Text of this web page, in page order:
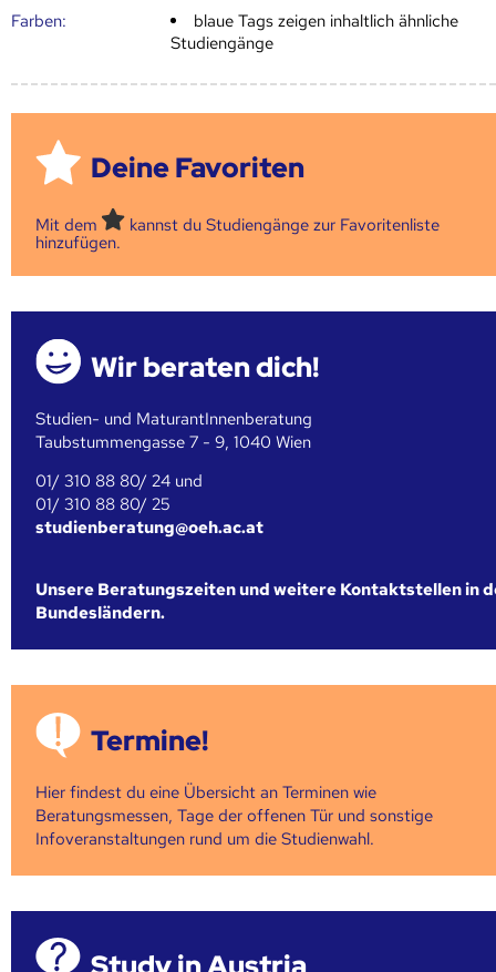
Farben:
blaue Tags zeigen inhaltlich ähnliche
Studiengänge
Deine Favoriten
Mit dem
kannst du Studiengänge zur Favoritenliste
hinzufügen.
Wir beraten dich!
Studien- und MaturantInnenberatung
Taubstummengasse 7 - 9, 1040 Wien
01/ 310 88 80/ 24 und
01/ 310 88 80/ 25
studienberatung@oeh.ac.at
Unsere Beratungszeiten und weitere Kontaktstellen in
Bundesländern.
Termine!
Hier findest du eine Übersicht an Terminen wie
Beratungsmessen, Tage der offenen Tür und sonstige
Infoveranstaltungen rund um die Studienwahl.